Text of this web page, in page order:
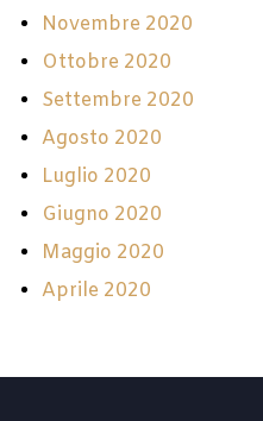
Novembre 2020
Ottobre 2020
Settembre 2020
Agosto 2020
Luglio 2020
Giugno 2020
Maggio 2020
Aprile 2020